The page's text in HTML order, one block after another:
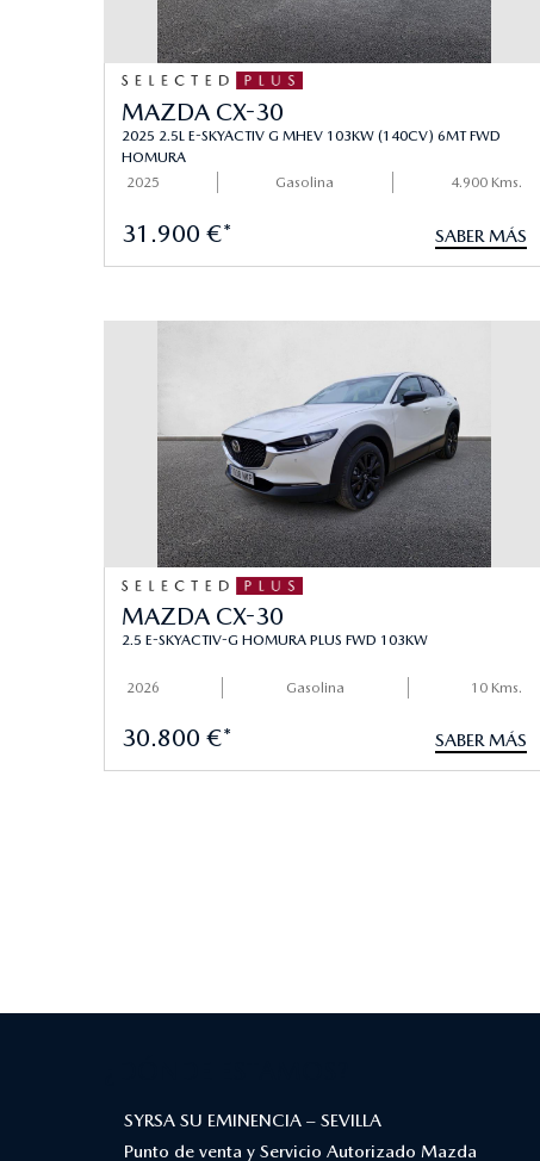
MAZDA CX-30
2025 2.5L E-SKYACTIV G MHEV 103KW (140CV) 6MT FWD
HOMURA
2025
Gasolina 4.900 Kms.
31.900 €* SABER MÁS
MAZDA CX-30
2.5 E-SKYACTIV-G HOMURA PLUS FWD 103KW
2026 Gasolina 10 Kms.
30.800 €* SABER MÁS
SYRSA SU EMINENCIA – SEVILLA
Punto de venta y Servicio Autorizado Mazda